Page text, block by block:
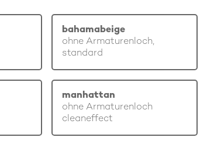
bahamabeige
ohne Armaturenloch,
standard
manhattan
ohne Armaturenloch
cleaneffect